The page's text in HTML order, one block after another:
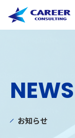
NEWS
お知らせ